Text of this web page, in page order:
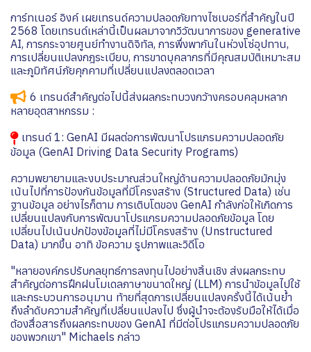
การ์ทเนอร์ อิงค์ เผยเทรนด์ความปลอดภัยทางไซเบอร์ที่สำคัญในปี
2568 โดยเทรนด์เหล่านี้เป็นผลมาจากวิวัฒนาการของ generative
AI, การกระจายศูนย์ทำงานดิจิทัล, การพึ่งพากันในห่วงโซ่อุปทาน,
การเปลี่ยนแปลงกฎระเบียบ, การขาดบุคลากรที่มีคุณสมบัติเหมาะสม
และภูมิทัศน์ภัยคุกคามที่เปลี่ยนแปลงตลอดเวลา
6 เทรนด์สำคัญต่อไปนี้ส่งผลกระทบวงกว้างครอบคลุมหลาก
หลายอุตสาหกรรม :
เทรนด์ 1: GenAI มีผลต่อการพัฒนาโปรแกรมความปลอดภัย
ข้อมูล (GenAI Driving Data Security Programs)
ความพยายามและงบประมาณส่วนใหญ่ด้านความปลอดภัยมักมุ่ง
เน้นไปที่การป้องกันข้อมูลที่มีโครงสร้าง (Structured Data) เช่น
ฐานข้อมูล อย่างไรก็ตาม การเติบโตของ GenAI กำลังก่อให้เกิดการ
เปลี่ยนแปลงกับการพัฒนาโปรแกรมความปลอดภัยข้อมูล โดย
เปลี่ยนไปเน้นปกป้องข้อมูลที่ไม่มีโครงสร้าง (Unstructured
Data) มากขึ้น อาทิ ข้อความ รูปภาพและวิดีโอ
"หลายองค์กรปรับกลยุทธ์การลงทุนไปอย่างสิ้นเชิง ส่งผลกระทบ
สำคัญต่อการฝึกฝนโมเดลภาษาขนาดใหญ่ (LLM) การนำข้อมูลไปใช้
และกระบวนการอนุมาน ท้ายที่สุดการเปลี่ยนแปลงครั้งนี้ได้เน้นย้ำ
ถึงลำดับความสำคัญที่เปลี่ยนแปลงไป ซึ่งผู้นำจะต้องรับมือให้ได้เมื่อ
ต้องสื่อสารถึงผลกระทบของ GenAI ที่มีต่อโปรแกรมความปลอดภัย
ของพวกเขา" Michaels กล่าว